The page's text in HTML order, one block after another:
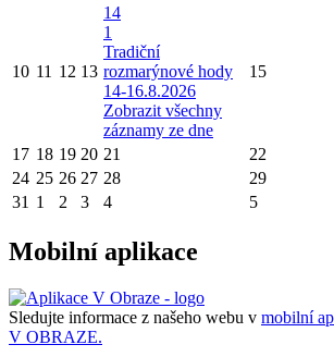
10 11 12 13
14
1
Tradiční
rozmarýnové hody
14-16.8.2026
Zobrazit všechny
záznamy ze dne
15
17 18 19 20 21 22
24 25 26 27 28 29
31 1 2 3 4 5
Mobilní aplikace
Sledujte informace z našeho webu v mobilní
V OBRAZE.